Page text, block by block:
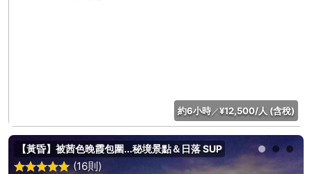
約6小時／¥12,500/人 (含稅)
【黃昏】被茜色晚霞包圍...秘境景點＆日落 SUP
(16則)